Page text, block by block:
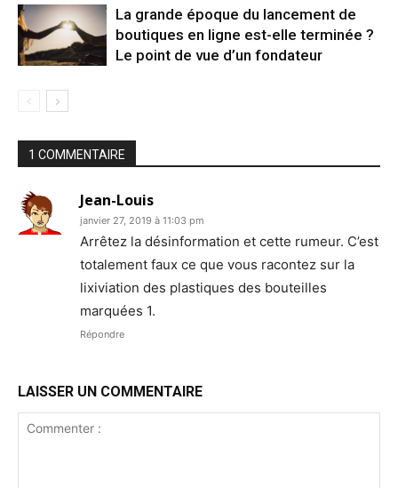
La grande époque du lancement de
boutiques en ligne est-elle terminée ?
Le point de vue d’un fondateur
1 COMMENTAIRE
Jean-Louis
janvier 27, 2019 à 11:03 pm
Arrêtez la désinformation et cette rumeur. C’est
totalement faux ce que vous racontez sur la
lixiviation des plastiques des bouteilles
marquées 1.
Répondre
LAISSER UN COMMENTAIRE